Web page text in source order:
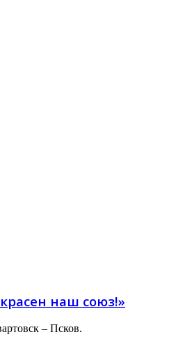
наш союз!»
– Псков.